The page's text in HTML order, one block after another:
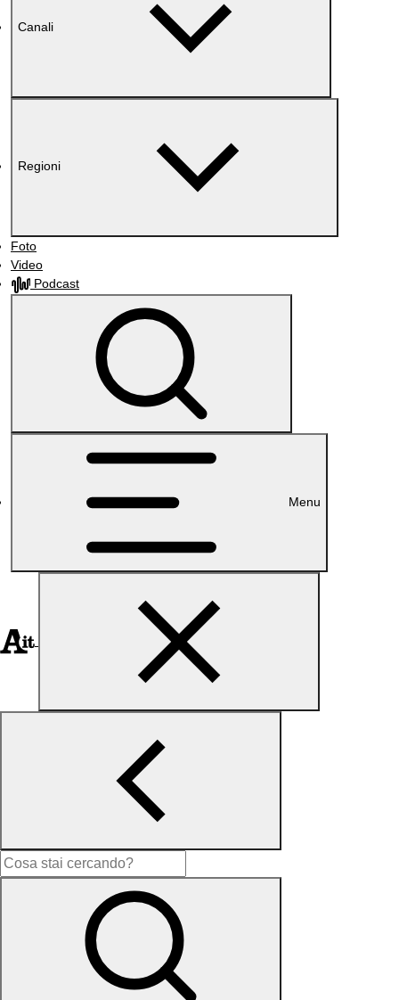
Canali
Regioni
Foto
Video
Podcast
Menu